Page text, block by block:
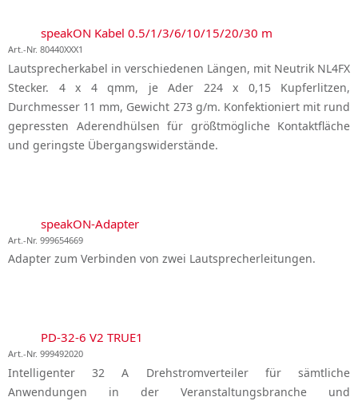
speakON Kabel 0.5/1/3/6/10/15/20/30 m
Art.-Nr. 80440XXX1
Lautsprecherkabel in verschiedenen Längen, mit Neutrik NL4FX
Stecker. 4 x 4 qmm, je Ader 224 x 0,15 Kupferlitzen,
Durchmesser 11 mm, Gewicht 273 g/m. Konfektioniert mit rund
gepressten Aderendhülsen für größtmögliche Kontaktfläche
und geringste Übergangswiderstände.
speakON-Adapter
Art.-Nr. 999654669
Adapter zum Verbinden von zwei Lautsprecherleitungen.
PD-32-6 V2 TRUE1
Art.-Nr. 999492020
Intelligenter 32 A Drehstromverteiler für sämtliche
Anwendungen in der Veranstaltungsbranche und